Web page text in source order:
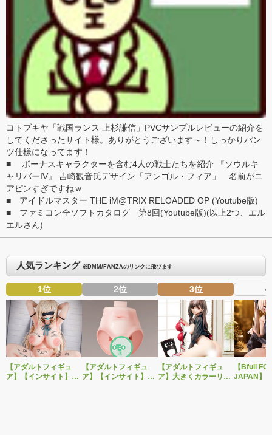
コトブキヤ「戦国ランス 上杉謙信」PVCサンプルレビューの紹介を
してくださったサイト様。ありがとうございます～！しっかりパン
ツ仕様になってます！
■
ボーナスキャラクターを含む4人の戦士たちを紹介 『ソウルキ
ャリバーIV』
吉崎観音氏デザイン「アンゴル・フィア」 名前がニ
アピンすぎですねｗ
■ アイドルマスター THE iM@TRIX RELOADED OP (Youtube版)
■ ファミコン全ソフトカタログ 第8回(Youtube版)(以上2つ、 エル
エルさん)
人気ランキング ※DMM/FANZAのリンクに飛びます
1位
【アダルトフィギュ
ア】【インサイト】肉
2位
【アダルトフィギュ
ア】【インサイト】ベ
3位
【アダルトフィギュ
ア】大きくカラーリン
4
【Bfull
JAPAN】